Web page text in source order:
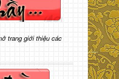
trang giới thiệu các